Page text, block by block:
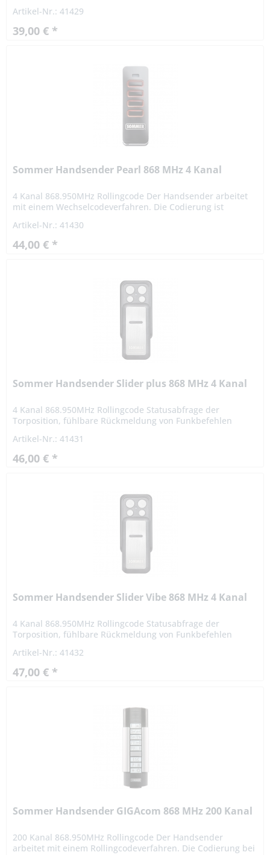
Rollingcodeverfahren....
Artikel-Nr.: 41429
39,00 € *
Sommer Handsender Pearl 868 MHz 4 Kanal
4 Kanal 868.950MHz Rollingcode Der Handsender arbeitet
mit einem Wechselcodeverfahren. Die Codierung ist
nach einer...
Artikel-Nr.: 41430
44,00 € *
Sommer Handsender Slider plus 868 MHz 4 Kanal
4 Kanal 868.950MHz Rollingcode Statusabfrage der
Torposition, fühlbare Rückmeldung von Funkbefehlen
Rollingcodeverfahren....
Artikel-Nr.: 41431
46,00 € *
Sommer Handsender Slider Vibe 868 MHz 4 Kanal
4 Kanal 868.950MHz Rollingcode Statusabfrage der
Torposition, fühlbare Rückmeldung von Funkbefehlen
Rollingcodeverfahren....
Artikel-Nr.: 41432
47,00 € *
Sommer Handsender GIGAcom 868 MHz 200 Kanal
200 Kanal 868.950MHz Rollingcode Der Handsender
arbeitet mit einem Rollingcodeverfahren. Die Codierung bei